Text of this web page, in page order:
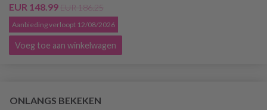
EUR 148.99EUR 186.25
Aanbieding verloopt 12/08/2026
Voeg toe aan winkelwagen
ONLANGS BEKEKEN